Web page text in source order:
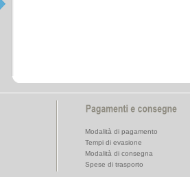
Modalità di pagamento
Tempi di evasione
Modalità di consegna
Spese di trasporto